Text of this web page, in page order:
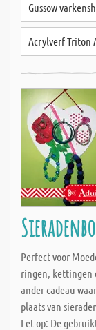
Gussow
Acrylverf Triton
Perfect voor
ringen, kettingen
ander cadeau
plaats van
Let op: De